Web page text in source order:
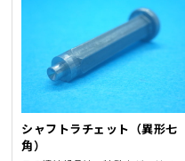
シャフトラチェット（異形七
角）